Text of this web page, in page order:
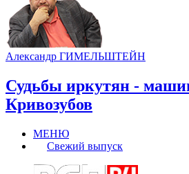
Александр ГИМЕЛЬШТЕЙН
Судьбы иркутян -
Кривозубов
МЕНЮ
Свежий выпуск